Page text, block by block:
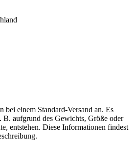
bei einem Standard-Versand an. Es
B. aufgrund des Gewichts, Größe oder
entstehen. Diese Informationen findest